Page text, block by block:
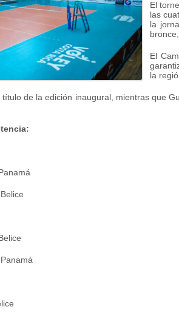
El
las
la
El
la
de la edición inaugural, mientras que